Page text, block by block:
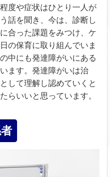
度や症状はひとり一人が
話を聞き、今は、診断し
合った課題をみつけ、ケ
の保育に取り組んでいま
中にも発達障がいにある
ます。発達障がいは治
して理解し認めていくと
らいいと思っています。